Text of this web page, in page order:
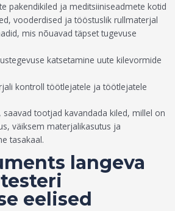
pakendikiled ja meditsiiniseadmete kotid
vooderdised ja tööstuslik rullmaterjal
mis nõuavad täpset tugevuse
katsetamine uute kilevormide
kontroll töötlejatele ja töötlejatele
tootjad kavandada kiled, millel on
väiksem materjalikasutus ja
tasakaal.
langeva
eelised